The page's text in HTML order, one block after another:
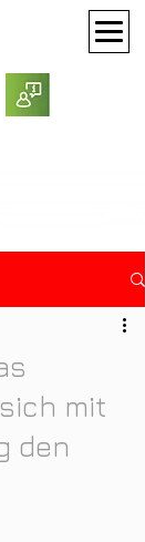
mit
den